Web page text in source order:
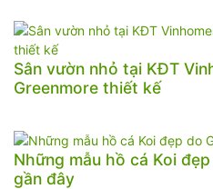
Sân vườn nhỏ tại KĐT
Greenmore thiết kế
Những mẫu hồ cá Koi
gần đây